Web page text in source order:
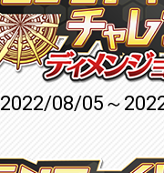
2022/08/05～